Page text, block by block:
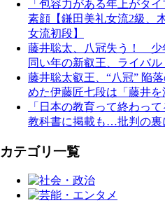
「包容力がある年上がタ
素顔【鎌田美礼女流2級、
女流初段】
藤井聡太、八冠失う！ 少
同い年の新叡王、ライバ
藤井聡太叡王、“八冠” 陥
めた伊藤匠七段は「藤井
「日本の教育って終わっ
教科書に掲載も…批判の裏
カテゴリ一覧